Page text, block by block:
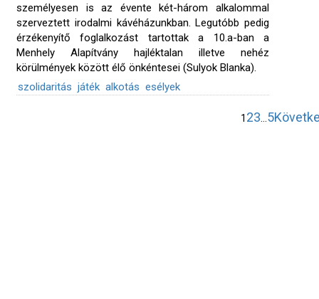
személyesen is az évente két-három alkalommal
szerveztett irodalmi kávéházunkban. Legutóbb pedig
érzékenyítő foglalkozást tartottak a 10.a-ban a
Menhely Alapítvány hajléktalan illetve nehéz
körülmények között élő önkéntesei (Sulyok Blanka).
szolidaritás játék alkotás esélyek
1 23 5